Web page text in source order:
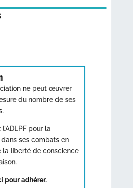
ne peut œuvrer
du nombre de ses
l’ADLPF pour la
ses combats en
la liberté de conscience
pour adhérer.